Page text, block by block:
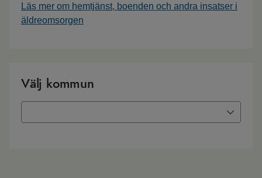
Läs mer om hemtjänst, boenden och andra insatser i
äldreomsorgen
Välj kommun